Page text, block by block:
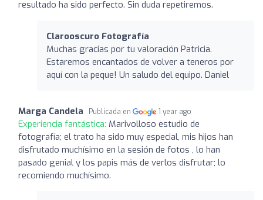
resultado ha sido perfecto. Sin duda repetiremos.
Clarooscuro Fotografía
Muchas gracias por tu valoración Patricia.
Estaremos encantados de volver a teneros por
aquí con la peque! Un saludo del equipo. Daniel
Marga Candela Publicada en 1 year ago
Experiencia fantástica: Marivolloso estudio de
fotografía; el trato ha sido muy especial, mis hijos han
disfrutado muchísimo en la sesión de fotos , lo han
pasado genial y los papis más de verlos disfrutar; lo
recomiendo muchísimo.